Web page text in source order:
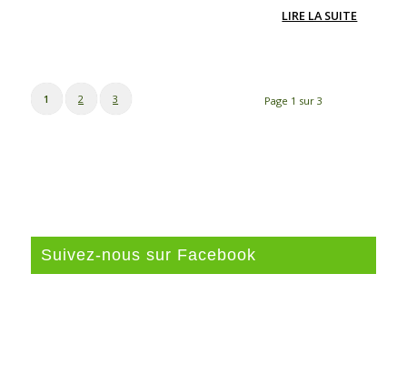
LIRE LA SUITE
Page 1 sur 3
1 2 3
Suivez-nous sur Facebook